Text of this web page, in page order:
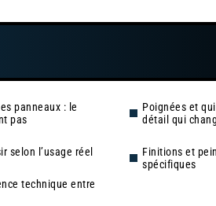
panneaux : le
pas
selon l’usage réel
technique entre
Poignées et
détail qui
Finitions et
spécifiques